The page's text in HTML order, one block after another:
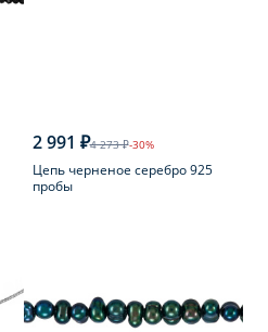
2 991 ₽4 273 ₽-30%
Цепь черненое серебро 925
пробы